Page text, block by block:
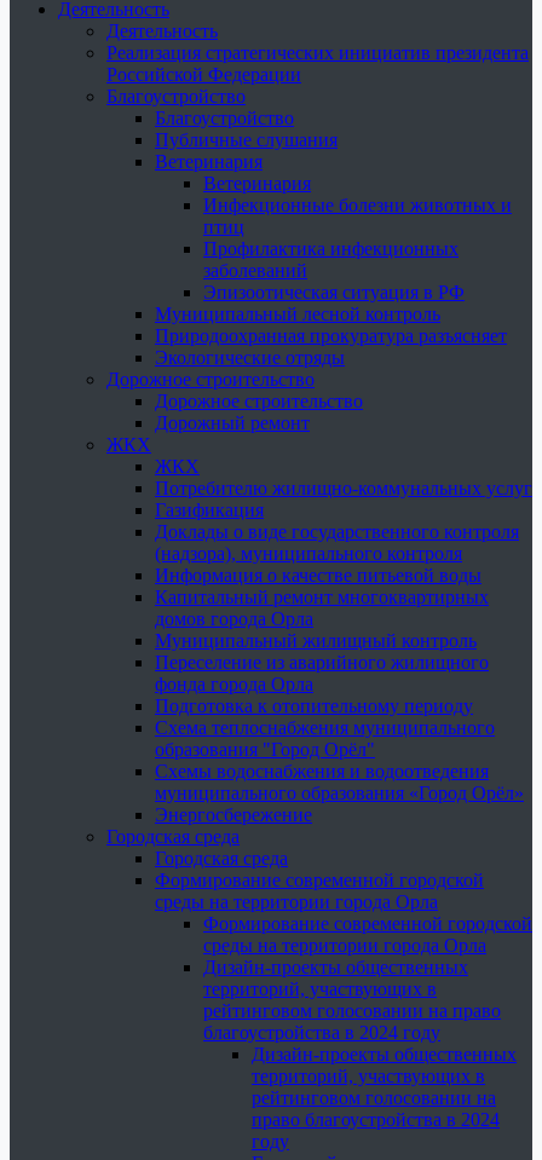
Деятельность
Деятельность
Реализация стратегических инициатив президента
Российской Федерации
Благоустройство
Благоустройство
Публичные слушания
Ветеринария
Ветеринария
Инфекционные болезни животных и
птиц
Профилактика инфекционных
заболеваний
Эпизоотическая ситуация в РФ
Муниципальный лесной контроль
Природоохранная прокуратура разъясняет
Экологические отряды
Дорожное строительство
Дорожное строительство
Дорожный ремонт
ЖКХ
ЖКХ
Потребителю жилищно-коммунальных услуг
Газификация
Доклады о виде государственного контроля
(надзора), муниципального контроля
Информация о качестве питьевой воды
Капитальный ремонт многоквартирных
домов города Орла
Муниципальный жилищный контроль
Переселение из аварийного жилищного
фонда города Орла
Подготовка к отопительному периоду
Схема теплоснабжения муниципального
образования "Город Орёл"
Схемы водоснабжения и водоотведения
муниципального образования «Город Орёл»
Энергосбережение
Городская среда
Городская среда
Формирование современной городской
среды на территории города Орла
Формирование современной городской
среды на территории города Орла
Дизайн-проекты общественных
территорий, участвующих в
рейтинговом голосовании на право
благоустройства в 2024 году
Дизайн-проекты общественных
территорий, участвующих в
рейтинговом голосовании на
право благоустройства в 2024
году